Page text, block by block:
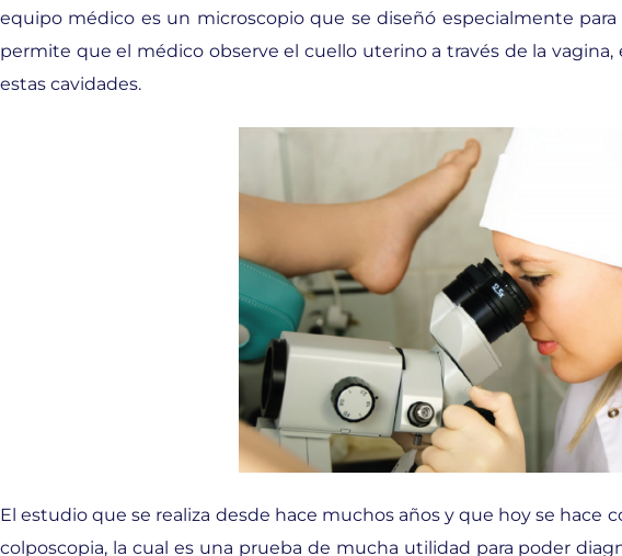
equipo médico es un microscopio que se diseñó especialmente
permite que el médico observe el cuello uterino a través de la
estas cavidades.
El estudio que se realiza desde hace muchos años y que hoy se hace
colposcopia, la cual es una prueba de mucha utilidad para poder